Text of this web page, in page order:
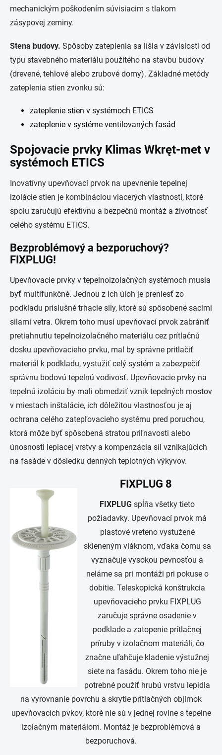
mechanickým poškodením súvisiacim s tlakom
zásypovej zeminy.
Stena budovy. Spôsoby zateplenia sa líšia v závislosti od
typu stavebného materiálu použitého na stavbu budovy
(drevené, tehlové alebo zrubové domy). Základné metódy
zateplenia stien zvonku sú:
zateplenie stien v systémoch ETICS
zateplenie v systéme ventilovaných fasád
Spojovacie prvky Klimas Wkręt-met v
systémoch ETICS
Inovatívny upevňovací prvok na upevnenie tepelnej
izolácie stien je kombináciou viacerých vlastností, ktoré
spolu zaručujú efektívnu a bezpečnú montáž a životnosť
celého systému ETICS.
Bezproblémový a bezporuchový?
FIXPLUG!
Upevňovacie prvky v tepelnoizolačných systémoch musia
byť multifunkčné. Jednou z ich úloh je preniesť zo
podkladu príslušné trhacie sily, ktoré sú spôsobené sacími
silami vetra. Okrem toho musí upevňovací prvok zabrániť
pretiahnutiu tepelnoizolačného materiálu cez prítlačnú
dosku upevňovacieho prvku, mal by správne pritlačiť
materiál k podkladu, vystužiť celý systém a zabezpečiť
správnu bodovú tepelnú vodivosť. Upevňovacie prvky na
tepelnú izoláciu by mali obmedziť vznik tepelných mostov
v miestach inštalácie, ich dôležitou vlastnosťou je aj
ochrana celého zatepľovacieho systému pred poruchou,
ktorá môže byť spôsobená stratou priľnavosti alebo
únosnosti lepiacej vrstvy a kompenzácia síl vznikajúcich
na fasáde v dôsledku denných teplotných výkyvov.
FIXPLUG 8
FIXPLUG spĺňa všetky tieto
požiadavky. Upevňovací prvok má
plastové vreteno vystužené
skleneným vláknom, vďaka čomu sa
vyznačuje vysokou pevnosťou a
neláme sa pri montáži pri pokuse o
dobitie. Teleskopická konštrukcia
upevňovacieho prvku FIXPLUG
zaručuje správne osadenie v
podklade a zatopenie prítlačnej
príruby v izolačnom materiáli, čo
značne uľahčuje kladenie výstužnej
siete na fasádu. Okrem toho nie je
potrebné použiť hrubú vrstvu lepidla
na vyrovnanie povrchu a skrytie prítlačných objímok
upevňovacích pvkov, ktoré nie sú v jednej rovine s tepelne
izolačným materiálom. Montáž je bezproblémová a
bezporuchová.